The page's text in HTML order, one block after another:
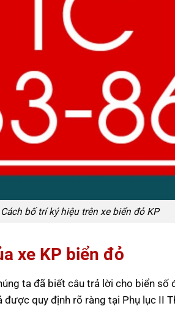
Cách bố trí ký hiệu trên xe biển đỏ KP
xe KP biển đỏ
ta đã biết câu trả lời cho biển số
được quy định rõ ràng tại Phụ lục II